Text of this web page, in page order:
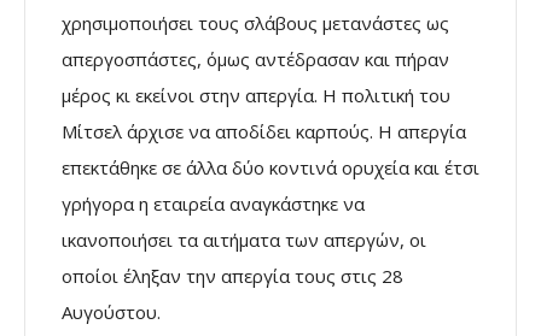
χρησιμοποιήσει τους σλάβους μετανάστες ως
απεργοσπάστες, όμως αντέδρασαν και πήραν
μέρος κι εκείνοι στην απεργία. Η πολιτική του
Μίτσελ άρχισε να αποδίδει καρπούς. Η απεργία
επεκτάθηκε σε άλλα δύο κοντινά ορυχεία και έτσι
γρήγορα η εταιρεία αναγκάστηκε να
ικανοποιήσει τα αιτήματα των απεργών, οι
οποίοι έληξαν την απεργία τους στις 28
Αυγούστου.